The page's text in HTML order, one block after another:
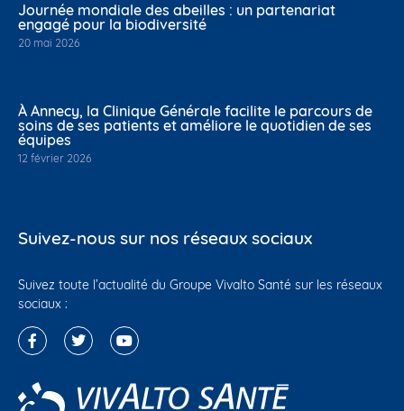
Journée mondiale des abeilles : un partenariat
engagé pour la biodiversité
20 mai 2026
À Annecy, la Clinique Générale facilite le parcours de
soins de ses patients et améliore le quotidien de ses
équipes
12 février 2026
Suivez-nous sur nos réseaux sociaux
Suivez toute l’actualité du Groupe Vivalto Santé sur les réseaux
sociaux :